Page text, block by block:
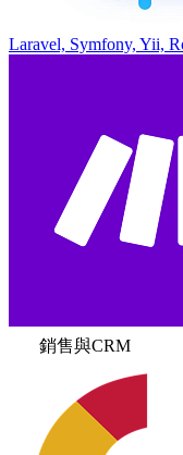
Laravel, Symfony, Yii,
銷售與CRM